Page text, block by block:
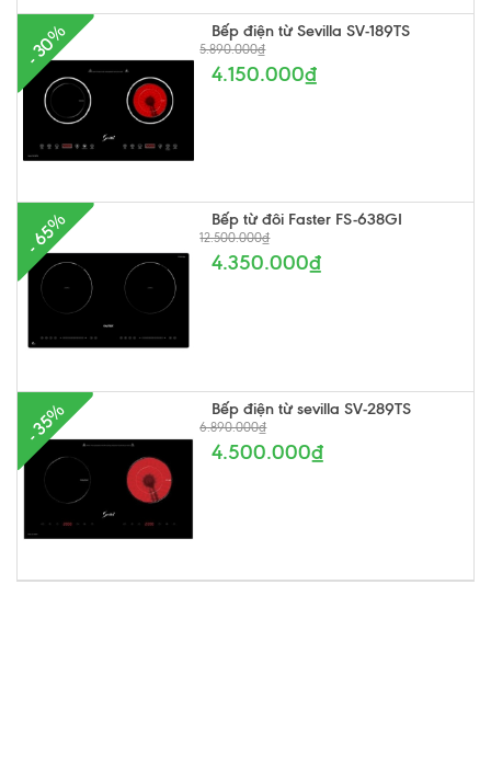
- 30% Bếp điện từ Sevilla SV-189TS
5.890.000₫
4.150.000₫
- 65% Bếp từ đôi Faster FS-638GI
12.500.000₫
4.350.000₫
- 35% Bếp điện từ sevilla SV-289TS
6.890.000₫
4.500.000₫